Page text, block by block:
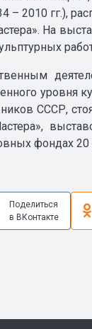
– 2010 гг.),
На
уровня
СССР,
фондах
Поделиться
в ВКонтакте